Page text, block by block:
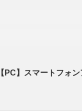
【PC】スマートフォ